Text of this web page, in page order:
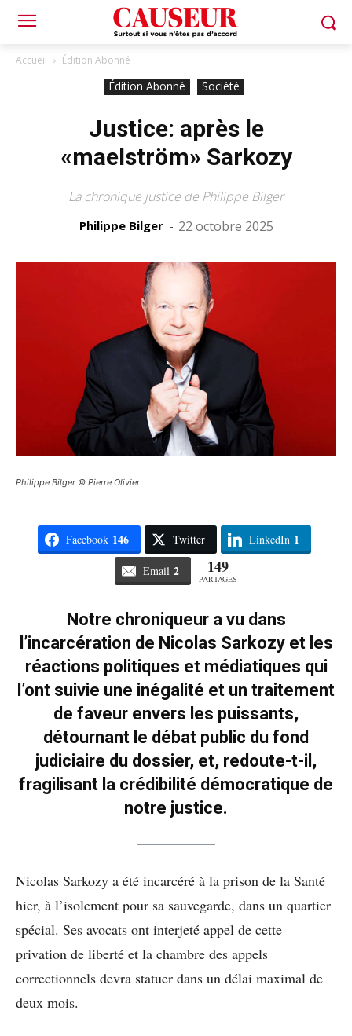
Accueil Édition Abonné
Édition Abonné Société
Justice: après le
«maelström» Sarkozy
La chronique justice de Philippe Bilger
Philippe Bilger - 22 octobre 2025
Philippe Bilger © Pierre Olivier
Facebook 146 Twitter LinkedIn 1
Email 2 149
PARTAGES
Notre chroniqueur a vu dans
l’incarcération de Nicolas Sarkozy et les
réactions politiques et médiatiques qui
l’ont suivie une inégalité et un traitement
de faveur envers les puissants,
détournant le débat public du fond
judiciaire du dossier, et, redoute-t-il,
fragilisant la crédibilité démocratique de
notre justice.
Nicolas Sarkozy a été incarcéré à la prison de la Santé
hier, à l’isolement pour sa sauvegarde, dans un quartier
spécial. Ses avocats ont interjeté appel de cette
privation de liberté et la chambre des appels
correctionnels devra statuer dans un délai maximal de
deux mois.